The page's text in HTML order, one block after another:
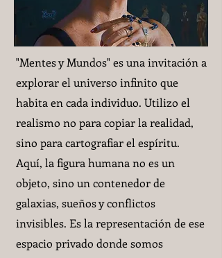
"Mentes y Mundos" es una invitación a
explorar el universo infinito que
habita en cada individuo. Utilizo el
realismo no para copiar la realidad,
sino para cartografiar el espíritu.
Aquí, la figura humana no es un
objeto, sino un contenedor de
galaxias, sueños y conflictos
invisibles. Es la representación de ese
espacio privado donde somos